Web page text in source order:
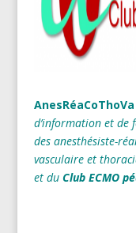
AnesRéaCoThoVa
d’information et de
des anesthésiste-
vasculaire et
et du Club ECMO